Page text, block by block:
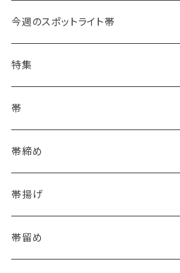
今週のスポットライト帯
特集
浴衣にも！夏の帯揚げ
海のいろ ～sea-green～
格ある夏の名古屋帯（都の絽綴れ）
おとなの浴衣(有松 鳴海絞り)
帯
- 博多帯
夏・単衣用(夏帯)
- 西陣織
夏・単衣用(夏帯)
- 紬帯・自然布
帯締め
- おびやオリジナル
- 細平唐組 (7mmスリム帯締め)
帯揚げ
- おびやオリジナル
帯留め